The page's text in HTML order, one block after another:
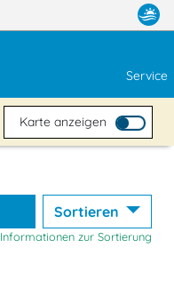
Service
Karte anzeigen
Sortieren
Informationen zur Sortierung